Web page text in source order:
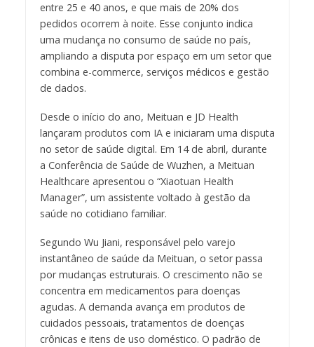
entre 25 e 40 anos, e que mais de 20% dos
pedidos ocorrem à noite. Esse conjunto indica
uma mudança no consumo de saúde no país,
ampliando a disputa por espaço em um setor que
combina e-commerce, serviços médicos e gestão
de dados.
Desde o início do ano, Meituan e JD Health
lançaram produtos com IA e iniciaram uma disputa
no setor de saúde digital. Em 14 de abril, durante
a Conferência de Saúde de Wuzhen, a Meituan
Healthcare apresentou o “Xiaotuan Health
Manager”, um assistente voltado à gestão da
saúde no cotidiano familiar.
Segundo Wu Jiani, responsável pelo varejo
instantâneo de saúde da Meituan, o setor passa
por mudanças estruturais. O crescimento não se
concentra em medicamentos para doenças
agudas. A demanda avança em produtos de
cuidados pessoais, tratamentos de doenças
crônicas e itens de uso doméstico. O padrão de